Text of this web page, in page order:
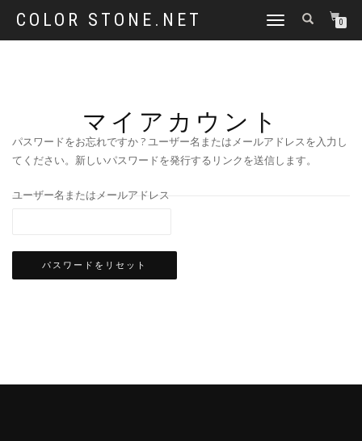
COLOR STONE.NET
ナ
を
切
り
0
マイアカウント
パスワードをお忘れですか ? ユーザー名またはメールアドレスを入力し
てください。新しいパスワードを発行するリンクを送信します。
ユーザー名またはメールアドレス
パスワードをリセット